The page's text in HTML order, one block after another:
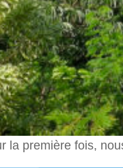
la première fois,